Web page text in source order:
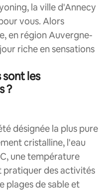
la ville d'Annecy
vous. Alors
en région Auvergne-
riche en sensations
sont les
?
désignée la plus pure
cristalline, l'eau
une température
pratiquer des activités
plages de sable et